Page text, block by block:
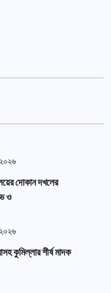
দোকান দখলের
ও
কুমিল্লার শীর্ষ মাদক